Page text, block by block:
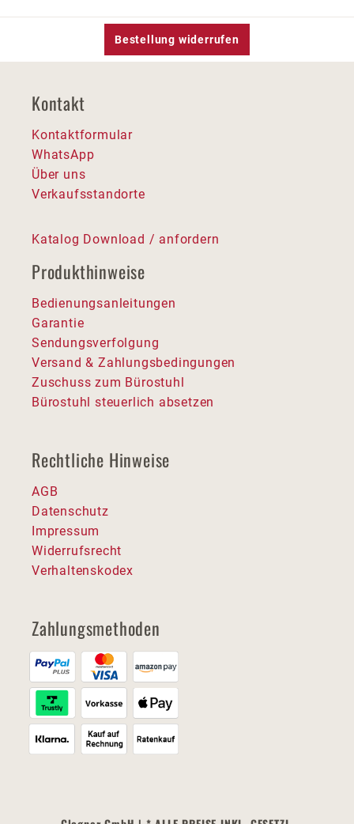
Bestellung widerrufen
Kontakt
Kontaktformular
WhatsApp
Über uns
Verkaufsstandorte
Katalog Download / anfordern
Produkthinweise
Bedienungsanleitungen
Garantie
Sendungsverfolgung
Versand & Zahlungsbedingungen
Zuschuss zum Bürostuhl
Bürostuhl steuerlich absetzen
Rechtliche Hinweise
AGB
Datenschutz
Impressum
Widerrufsrecht
Verhaltenskodex
Zahlungsmethoden